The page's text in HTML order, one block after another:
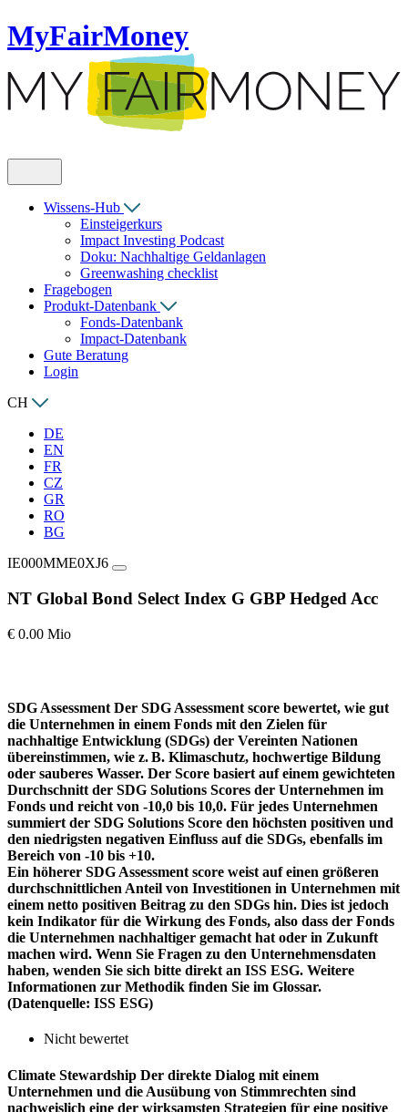
MyFairMoney
Wissens-Hub
Einsteigerkurs
Impact Investing Podcast
Doku: Nachhaltige Geldanlagen
Greenwashing checklist
Fragebogen
Produkt-Datenbank
Fonds-Datenbank
Impact-Datenbank
Gute Beratung
Login
CH
DE
EN
FR
CZ
GR
RO
BG
IE000MME0XJ6
NT Global Bond Select Index G GBP Hedged Acc
€ 0.00 Mio
SDG Assessment Der SDG Assessment score bewertet, wie gut
die Unternehmen in einem Fonds mit den Zielen für
nachhaltige Entwicklung (SDGs) der Vereinten Nationen
übereinstimmen, wie z. B. Klimaschutz, hochwertige Bildung
oder sauberes Wasser. Der Score basiert auf einem gewichteten
Durchschnitt der SDG Solutions Scores der Unternehmen im
Fonds und reicht von -10,0 bis 10,0. Für jedes Unternehmen
summiert der SDG Solutions Score den höchsten positiven und
den niedrigsten negativen Einfluss auf die SDGs, ebenfalls im
Bereich von -10 bis +10.
Ein höherer SDG Assessment score weist auf einen größeren
durchschnittlichen Anteil von Investitionen in Unternehmen mit
einem netto positiven Beitrag zu den SDGs hin. Dies ist jedoch
kein Indikator für die Wirkung des Fonds, also dass der Fonds
die Unternehmen nachhaltiger gemacht hat oder in Zukunft
machen wird. Wenn Sie Fragen zu den Unternehmensdaten
haben, wenden Sie sich bitte direkt an ISS ESG. Weitere
Informationen zur Methodik finden Sie im Glossar.
(Datenquelle: ISS ESG)
Nicht bewertet
Climate Stewardship Der direkte Dialog mit einem
Unternehmen und die Ausübung von Stimmrechten sind
nachweislich eine der wirksamsten Strategien für eine positive